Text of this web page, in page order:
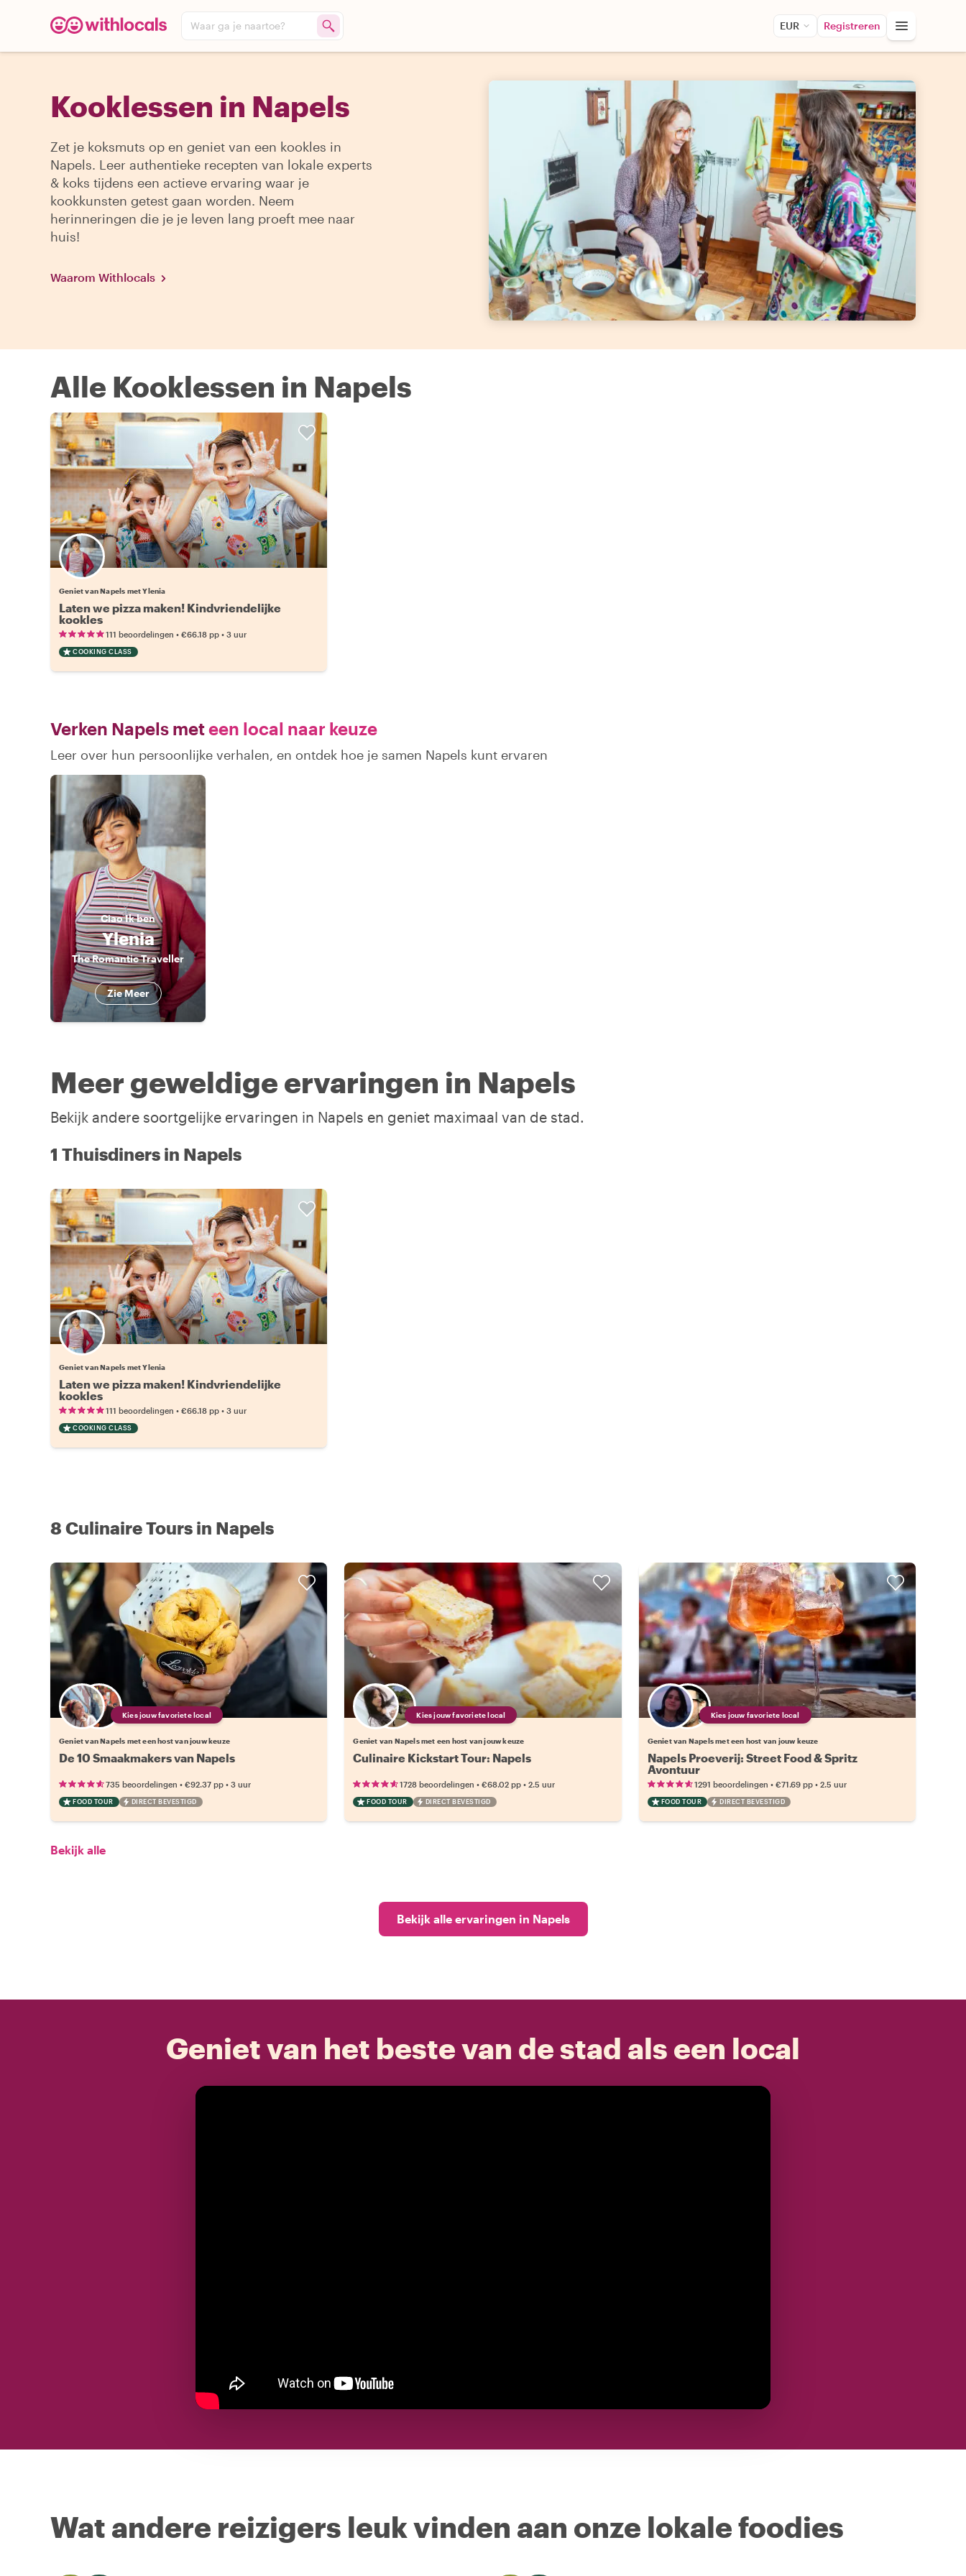
Waar ga je naartoe? EUR Registreren
Kooklessen in Napels
Zet je koksmuts op en geniet van een kookles in
Napels. Leer authentieke recepten van lokale experts
& koks tijdens een actieve ervaring waar je
kookkunsten getest gaan worden. Neem
herinneringen die je je leven lang proeft mee naar
huis!
Waarom Withlocals
Alle Kooklessen in Napels
Geniet van Napels met Ylenia
Laten we pizza maken! Kindvriendelijke
kookles
111 beoordelingen • €66.18 pp • 3 uur
COOKING CLASS
Verken Napels meteen local naar keuze
Leer over hun persoonlijke verhalen, en ontdek hoe je samen Napels kunt ervaren
CiaoIk ben
Ylenia
The Romantic Traveller
Zie Meer
Meer geweldige ervaringen in Napels
Bekijk andere soortgelijke ervaringen in Napels en geniet maximaal van de stad.
1 Thuisdiners in Napels
Geniet van Napels met Ylenia
Laten we pizza maken! Kindvriendelijke
kookles
111 beoordelingen • €66.18 pp • 3 uur
COOKING CLASS
8 Culinaire Tours in Napels
Kies jouw favoriete local
Geniet van Napels met een host van jouw keuze
De 10 Smaakmakers van Napels
735 beoordelingen • €92.37 pp • 3 uur
FOOD TOUR DIRECT BEVESTIGD
Kies jouw favoriete local
Geniet van Napels met een host van jouw keuze
Culinaire Kickstart Tour: Napels
1728 beoordelingen •€68.02 pp •2.5 uur
FOOD TOUR DIRECT BEVESTIGD
Kies jouw favoriete local
Geniet van Napels met een host van jouw keuze
Napels Proeverij: Street Food & Spritz
Avontuur
1291 beoordelingen • €71.69 pp• 2.5 uur
FOOD TOUR DIRECT BEVESTIGD
Bekijk alle
Bekijk alle ervaringen in Napels
Geniet van het beste van de stad als een local
Wat andere reizigers leuk vinden aan onze lokale foodies